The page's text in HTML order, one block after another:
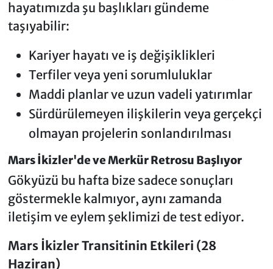
hayatımızda şu başlıkları gündeme
taşıyabilir:
Kariyer hayatı ve iş değişiklikleri
Terfiler veya yeni sorumluluklar
Maddi planlar ve uzun vadeli yatırımlar
Sürdürülemeyen ilişkilerin veya gerçekçi
olmayan projelerin sonlandırılması
Mars İkizler'de ve Merkür Retrosu Başlıyor
Gökyüzü bu hafta bize sadece sonuçları
göstermekle kalmıyor, aynı zamanda
iletişim ve eylem şeklimizi de test ediyor.
Mars İkizler Transitinin Etkileri (28
Haziran)